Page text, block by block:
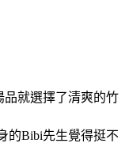
就選擇了清爽的竹
的Bibi先生覺得挺不